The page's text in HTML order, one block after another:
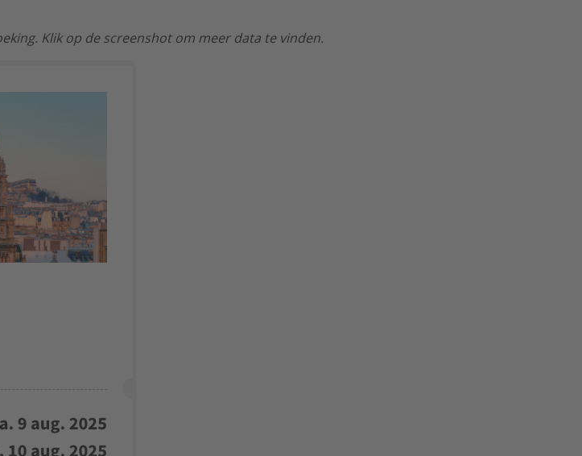
Klik op de screenshot om meer data te vinden.